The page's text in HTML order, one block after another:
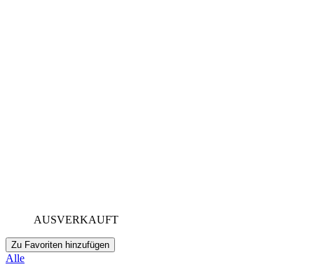
AUSVERKAUFT
Zu Favoriten hinzufügen
Alle